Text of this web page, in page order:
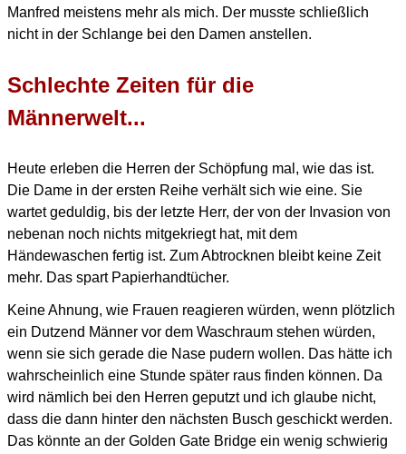
Manfred meistens mehr als mich. Der musste schließlich
nicht in der Schlange bei den Damen anstellen.
Schlechte Zeiten für die
Männerwelt...
Heute erleben die Herren der Schöpfung mal, wie das ist.
Die Dame in der ersten Reihe verhält sich wie eine. Sie
wartet geduldig, bis der letzte Herr, der von der Invasion von
nebenan noch nichts mitgekriegt hat, mit dem
Händewaschen fertig ist. Zum Abtrocknen bleibt keine Zeit
mehr. Das spart Papierhandtücher.
Keine Ahnung, wie Frauen reagieren würden, wenn plötzlich
ein Dutzend Männer vor dem Waschraum stehen würden,
wenn sie sich gerade die Nase pudern wollen. Das hätte ich
wahrscheinlich eine Stunde später raus finden können. Da
wird nämlich bei den Herren geputzt und ich glaube nicht,
dass die dann hinter den nächsten Busch geschickt werden.
Das könnte an der Golden Gate Bridge ein wenig schwierig